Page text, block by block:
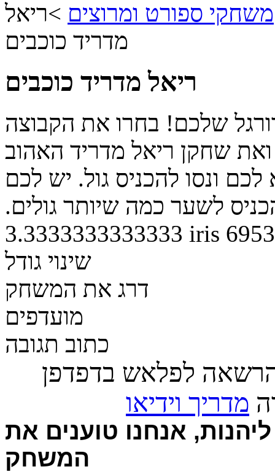
משחקי ספורט ומרוצים >ריאל
מדריד כוכבים
ריאל מדריד כוכבים
שלכם! בחרו את הקבוצה
שחקן ריאל מדריד האהוב
ונסו להכניס גול. יש לכם
3.3333333333333 iris 6953
שינוי גודל
דרג את המשחק
מועדפים
כתוב תגובה
לפלאש בדפדפן
מדריך וידיאו
אנחנו טוענים את
המשחק